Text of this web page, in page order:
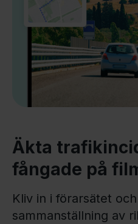
Äkta
fångade på
Kliv in i förarsätet
sammanställning av